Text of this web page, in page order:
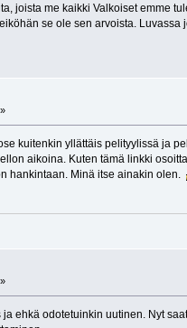
joista me kaikki Valkoiset emme
se ole sen arvoista.
kuitenkin yllättäis pelityylissä ja
aikoina. Kuten tämä linkki
hankintaan. Minä itse ainakin olen.
ehkä odotetuinkin uutinen. Nyt